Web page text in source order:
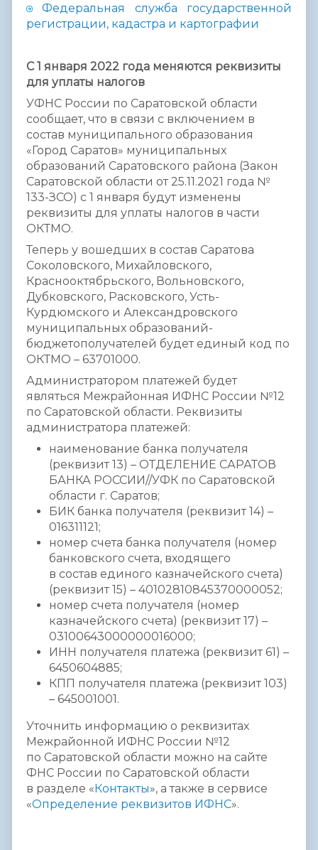
Федеральная служба государственной
регистрации, кадастра и картографии
С 1 января 2022 года меняются реквизиты
для уплаты налогов
УФНС России по Саратовской области
сообщает, что в связи с включением в
состав муниципального образования
«Город Саратов» муниципальных
образований Саратовского района (Закон
Саратовской области от 25.11.2021 года №
133-ЗСО) с 1 января будут изменены
реквизиты для уплаты налогов в части
ОКТМО.
Теперь у вошедших в состав Саратова
Соколовского, Михайловского,
Краснооктябрьского, Вольновского,
Дубковского, Расковского, Усть-
Курдюмского и Александровского
муниципальных образований-
бюджетополучателей будет единый код по
ОКТМО – 63701000.
Администратором платежей будет
являться Межрайонная ИФНС России №12
по Саратовской области. Реквизиты
администратора платежей:
наименование банка получателя
(реквизит 13) – ОТДЕЛЕНИЕ САРАТОВ
БАНКА РОССИИ//УФК по Саратовской
области г. Саратов;
БИК банка получателя (реквизит 14) –
016311121;
номер счета банка получателя (номер
банковского счета, входящего
в состав единого казначейского счета)
(реквизит 15) – 40102810845370000052;
номер счета получателя (номер
казначейского счета) (реквизит 17) –
03100643000000016000;
ИНН получателя платежа (реквизит 61) –
6450604885;
КПП получателя платежа (реквизит 103)
– 645001001.
Уточнить информацию о реквизитах
Межрайонной ИФНС России №12
по Саратовской области можно на сайте
ФНС России по Саратовской области
в разделе «Контакты», а также в сервисе
«Определение реквизитов ИФНС».